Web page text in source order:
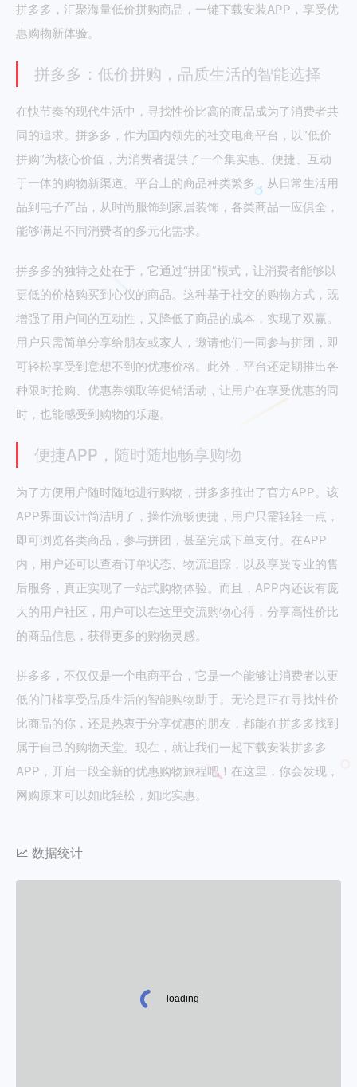
拼多多，汇聚海量低价拼购商品，一键下载安装APP，享受优
惠购物新体验。
拼多多：低价拼购，品质生活的智能选择
在快节奏的现代生活中，寻找性价比高的商品成为了消费者共
同的追求。拼多多，作为国内领先的社交电商平台，以“低价
拼购”为核心价值，为消费者提供了一个集实惠、便捷、互动
于一体的购物新渠道。平台上的商品种类繁多，从日常生活用
品到电子产品，从时尚服饰到家居装饰，各类商品一应俱全，
能够满足不同消费者的多元化需求。
拼多多的独特之处在于，它通过“拼团”模式，让消费者能够以
更低的价格购买到心仪的商品。这种基于社交的购物方式，既
增强了用户间的互动性，又降低了商品的成本，实现了双赢。
用户只需简单分享给朋友或家人，邀请他们一同参与拼团，即
可轻松享受到意想不到的优惠价格。此外，平台还定期推出各
种限时抢购、优惠券领取等促销活动，让用户在享受优惠的同
时，也能感受到购物的乐趣。
便捷APP，随时随地畅享购物
为了方便用户随时随地进行购物，拼多多推出了官方APP。该
APP界面设计简洁明了，操作流畅便捷，用户只需轻轻一点，
即可浏览各类商品，参与拼团，甚至完成下单支付。在APP
内，用户还可以查看订单状态、物流追踪，以及享受专业的售
后服务，真正实现了一站式购物体验。而且，APP内还设有庞
大的用户社区，用户可以在这里交流购物心得，分享高性价比
的商品信息，获得更多的购物灵感。
拼多多，不仅仅是一个电商平台，它是一个能够让消费者以更
低的门槛享受品质生活的智能购物助手。无论是正在寻找性价
比商品的你，还是热衷于分享优惠的朋友，都能在拼多多找到
属于自己的购物天堂。现在，就让我们一起下载安装拼多多
APP，开启一段全新的优惠购物旅程吧！在这里，你会发现，
网购原来可以如此轻松，如此实惠。
数据统计